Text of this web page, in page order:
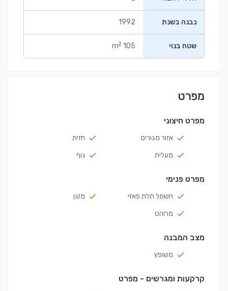
נבנה בשנת 1992
שטח בנוי 105 m
2
מפרט
מפרט חיצוני
אזור מגורים
חזית
מעלית
נוף
מפרט פנימי
חשמל תלת פאזי
מזגן
מרוהט
מצב המבנה
משופץ
קרקעות ומגרשים - מפרט